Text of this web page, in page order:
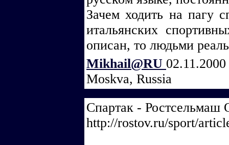
Зачем ходить на пагу
итальянских
описан, то людьми
Mikhail@RU
Moskva, Russia
Спартак - Ростсельмаш
http://rostov.ru/sport/